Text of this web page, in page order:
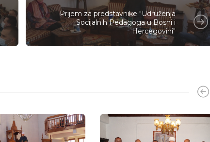
Prijem za predstavnike "Udruženja
Socijalnih Pedagoga u Bosni i
Hercegovini"